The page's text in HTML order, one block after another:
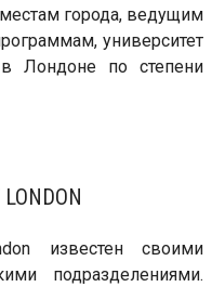
города, ведущим
университет
Лондоне по степени
известен своими
подразделениями.